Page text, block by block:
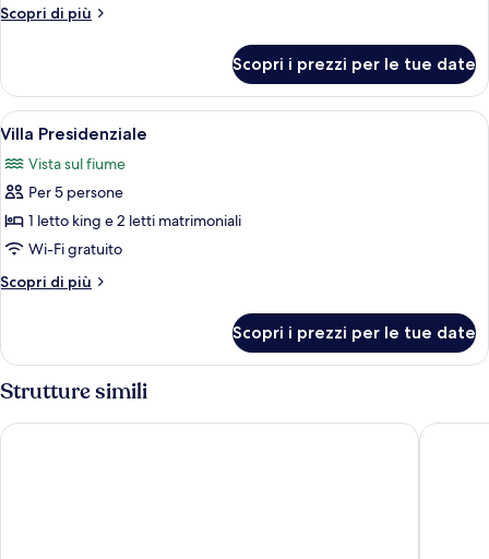
king
Scopri di più
Altri
1
letto
king
Scopri i prezzi per le tue date
Apri
tutte
le
foto
per
Villa
Presidenziale
Un soggiorno moderno con una
7
Villa Presidenziale
Vista sul fiume
Per 5 persone
1 letto king e 2 letti matrimoniali
Wi-Fi gratuito
Scopri di più
Altri
Presidenziale
Scopri i prezzi per le tue date
Strutture simili
Dusit Thani Bangkok Four